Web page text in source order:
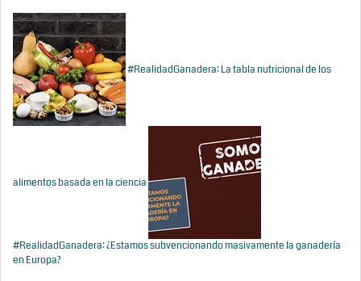
#RealidadGanadera: La tabla nutricional de los
alimentos basada en la ciencia
#RealidadGanadera: ¿Estamos subvencionando masivamente la ganadería
en Europa?